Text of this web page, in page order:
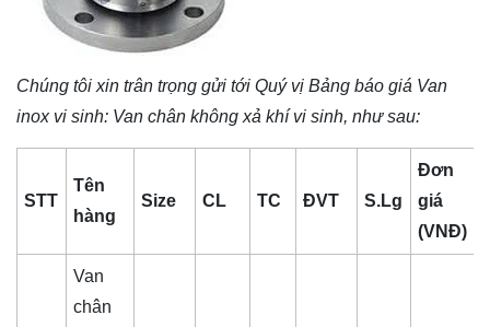
Chúng tôi xin trân trọng gửi tới Quý vị Bảng báo giá Van
inox vi sinh: Van chân không xả khí vi sinh, như sau:
STT
Tên
hàng
Size CL TC ĐVT S.Lg
Đơn
giá
(VNĐ)
Van
chân